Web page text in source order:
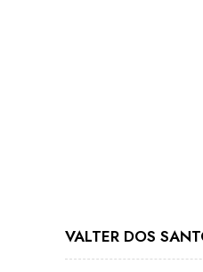
VALTER DOS